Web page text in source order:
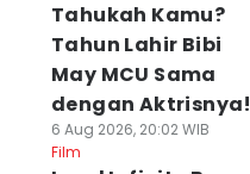
Tahukah Kamu?
Tahun Lahir Bibi
May MCU Sama
dengan Aktrisnya!
6 Aug 2026, 20:02 WIB
Film